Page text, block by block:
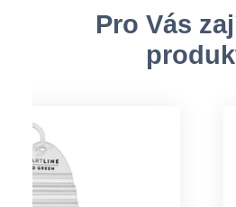
Pro Vás